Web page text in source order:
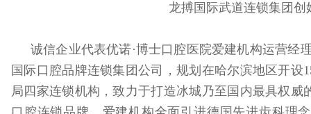
龙搏国际武道连锁集团创
诚信企业代表优诺·博士口腔医院爱建机构运营经
国际口腔品牌连锁集团公司，规划在哈尔滨地区开设
局四家连锁机构，致力于打造冰城乃至国内最具权